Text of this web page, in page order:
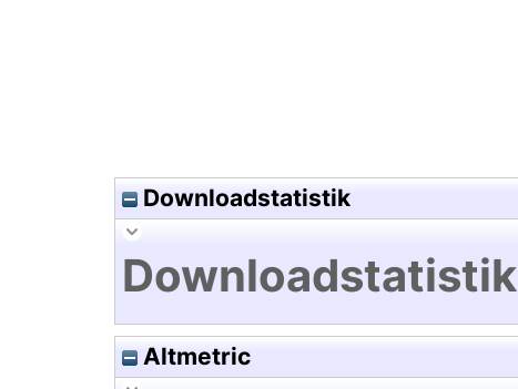
Downloadstatistik
Downloadstatistik
Altmetric